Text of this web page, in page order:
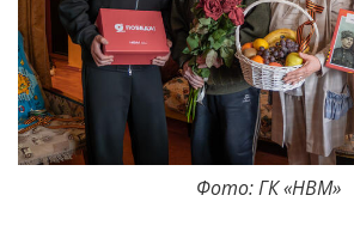
Фото: ГК «НВМ»